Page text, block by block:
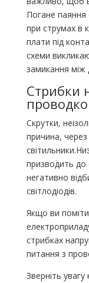
Погане паяння
при струмах в
плати під
схеми
замикання між
Стрибки
Скрутки,
причина, через
призводить до
негативно
світлодіодів.
Якщо ви
стрибках
питання з
Зверніть